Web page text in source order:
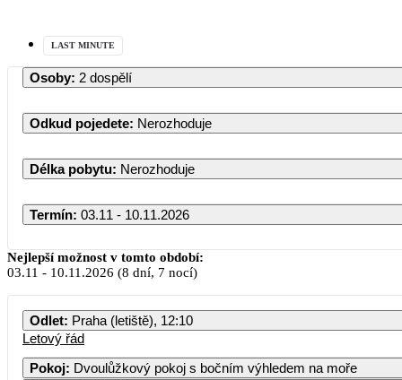
LAST MINUTE
Osoby: 2 dospělí
Odkud pojedete: Nerozhoduje
Délka pobytu: Nerozhoduje
Termín: 03.11 - 10.11.2026
Nejlepší možnost v tomto období:
03.11 - 10.11.2026 (8 dní, 7 nocí)
Odlet: Praha (letiště), 12:10
Letový řád
Pokoj: Dvoulůžkový pokoj s bočním výhledem na moře